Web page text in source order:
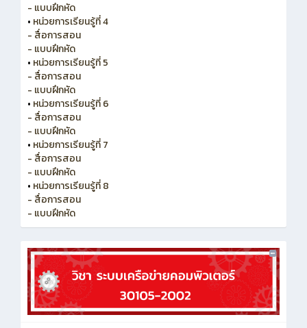
- แบบฝึกหัด
• หน่วยการเรียนรู้ที่ 4
- สื่อการสอน
- แบบฝึกหัด
• หน่วยการเรียนรู้ที่ 5
- สื่อการสอน
- แบบฝึกหัด
• หน่วยการเรียนรู้ที่ 6
- สื่อการสอน
- แบบฝึกหัด
• หน่วยการเรียนรู้ที่ 7
- สื่อการสอน
- แบบฝึกหัด
• หน่วยการเรียนรู้ที่ 8
- สื่อการสอน
- แบบฝึกหัด